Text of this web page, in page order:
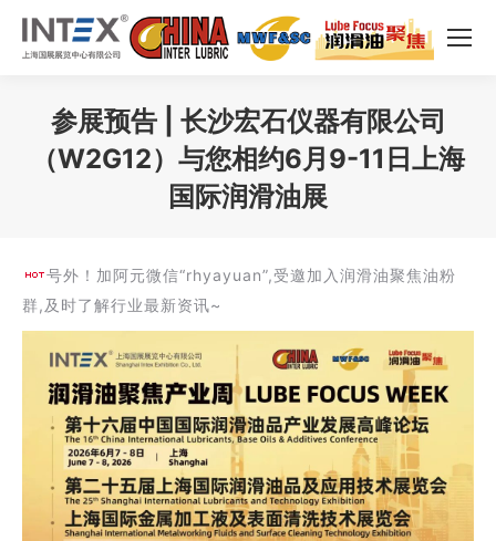
参展预告 | 长沙宏石仪器有限公司
（W2G12）与您相约6月9-11日上海
国际润滑油展
号外！加阿元微信“rhyayuan”,受邀加入润滑油聚焦油粉
群,及时了解行业最新资讯~